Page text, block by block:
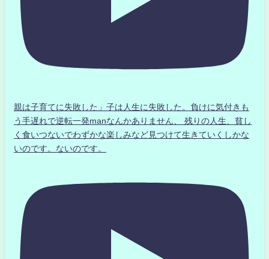
親は子育てに失敗した」子は人生に失敗した。負けに気付きも
う手遅れで逆転一発manなんかありません、 残りの人生、貧し
く食いつないでわずかな楽しみなど見つけて生きていくしかな
いのです。ないのです。